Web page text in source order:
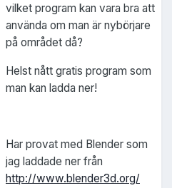
vilket program kan vara bra att
använda om man är nybörjare
på området då?
Helst nått gratis program som
man kan ladda ner!
Har provat med Blender som
jag laddade ner från
http://www.blender3d.org/